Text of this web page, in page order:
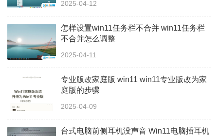
2025-04-12
怎样设置win11任务栏不合并 win11任务栏
不合并怎么调整
2025-04-11
专业版改家庭版 win11 win11专业版改为家
庭版的步骤
2025-04-09
台式电脑前侧耳机没声音 Win11电脑插耳机